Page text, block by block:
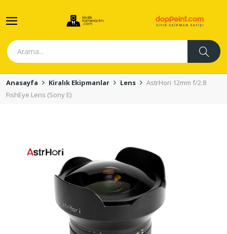
Anasayfa Kiralık Ekipmanlar Lens
AstrHori 12mm f/2.8
FishEye Lens (Sony E)